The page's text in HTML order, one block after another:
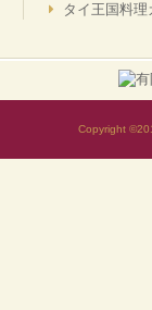
タイ王国料理
Copyright